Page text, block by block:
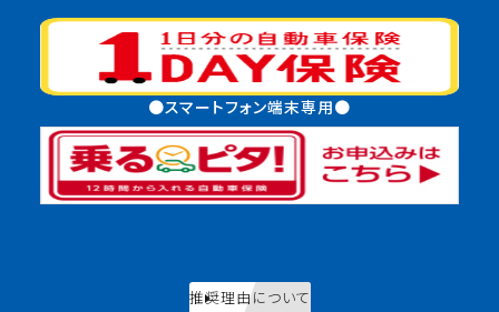
●スマートフォン端末専用●
推奨理由について